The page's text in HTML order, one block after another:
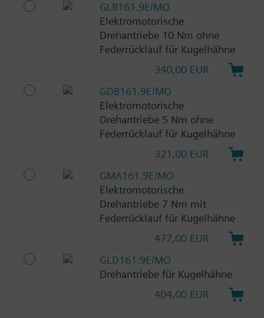
GLB161.9E/MO
Elektromotorische
Drehantriebe 10 Nm ohne
Federrücklauf für Kugelhähne
340,00 EUR
GDB161.9E/MO
Elektromotorische
Drehantriebe 5 Nm ohne
Federrücklauf für Kugelhähne
321,00 EUR
GMA161.9E/MO
Elektromotorische
Drehantriebe 7 Nm mit
Federrücklauf für Kugelhähne
477,00 EUR
GLD161.9E/MO
Drehantriebe für Kugelhähne
404,00 EUR